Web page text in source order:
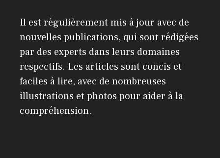
Il est régulièrement mis à jour avec de
nouvelles publications, qui sont rédigées
par des experts dans leurs domaines
respectifs. Les articles sont concis et
faciles à lire, avec de nombreuses
illustrations et photos pour aider à la
compréhension.